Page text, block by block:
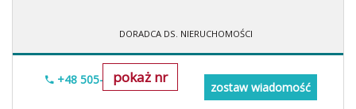
DORADCA DS. NIERUCHOMOŚCI
pokaż nr
+48 505-236-943
zostaw wiadomość